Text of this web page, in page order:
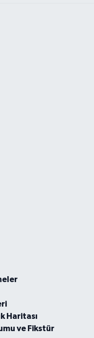
Haritası
ve Fikstür